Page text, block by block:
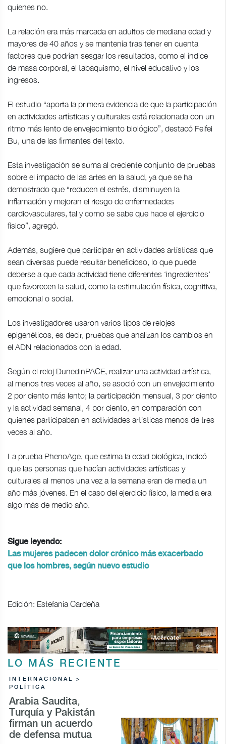
quienes no.
La relación era más marcada en adultos de mediana edad y
mayores de 40 años y se mantenía tras tener en cuenta
factores que podrían sesgar los resultados, como el índice
de masa corporal, el tabaquismo, el nivel educativo y los
ingresos.
El estudio “aporta la primera evidencia de que la participación
en actividades artísticas y culturales está relacionada con un
ritmo más lento de envejecimiento biológico”, destacó Feifei
Bu, una de las firmantes del texto.
Esta investigación se suma al creciente conjunto de pruebas
sobre el impacto de las artes en la salud, ya que se ha
demostrado que “reducen el estrés, disminuyen la
inflamación y mejoran el riesgo de enfermedades
cardiovasculares, tal y como se sabe que hace el ejercicio
físico”, agregó.
Además, sugiere que participar en actividades artísticas que
sean diversas puede resultar beneficioso, lo que puede
deberse a que cada actividad tiene diferentes ‘ingredientes’
que favorecen la salud, como la estimulación física, cognitiva,
emocional o social.
Los investigadores usaron varios tipos de relojes
epigenéticos, es decir, pruebas que analizan los cambios en
el ADN relacionados con la edad.
Según el reloj DunedinPACE, realizar una actividad artística,
al menos tres veces al año, se asoció con un envejecimiento
2 por ciento más lento; la participación mensual, 3 por ciento
y la actividad semanal, 4 por ciento, en comparación con
quienes participaban en actividades artísticas menos de tres
veces al año.
La prueba PhenoAge, que estima la edad biológica, indicó
que las personas que hacían actividades artísticas y
culturales al menos una vez a la semana eran de media un
año más jóvenes. En el caso del ejercicio físico, la media era
algo más de medio año.
Sigue leyendo:
Las mujeres padecen dolor crónico más exacerbado
que los hombres, según nuevo estudio
Edición: Estefanía Cardeña
LO MÁS RECIENTE
INTERNACIONAL >
POLÍTICA
Arabia Saudita,
Turquía y Pakistán
firman un acuerdo
de defensa mutua